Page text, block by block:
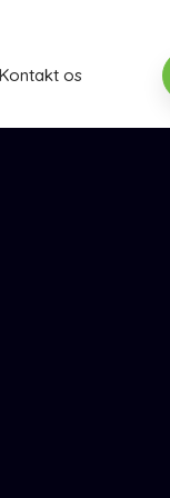
Kontakt os